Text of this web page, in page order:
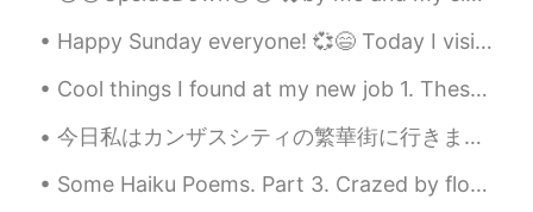
schizophrenic so I know what that looks
that. it’s not their fault but man....is it
Happy Sunday everyone! 💞😄 Today I visited my brother's apartment who is also staying on holidays...
Cool things I found at my new job 1. These ceramic Japanese dudes 2.Sebulba from Star Wars 3.Sail...
今日私はカンザスシティの繁華街に行きました。 たくさん噴水がありますので、カンザスシティはよく「噴水の街」と呼ばれます。 バイデンさんは選挙に勝ちましたので、たくさん人は喜んで叫んでいて車の...
Some Haiku Poems. Part 3. Crazed by flowers surprised by the moon— a butterfly —CHORA Out fro...